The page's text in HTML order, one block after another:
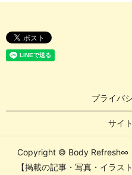
プライバ
サイ
Copyright © Body Refresh∞
【掲載の記事・写真・イラス